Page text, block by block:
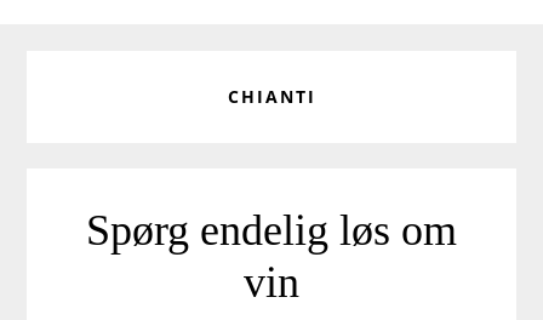
CHIANTI
Spørg endelig løs om
vin